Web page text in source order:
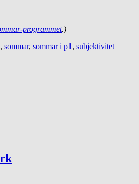
programmet.)
, sommar, sommar i p1 , subjektivitet